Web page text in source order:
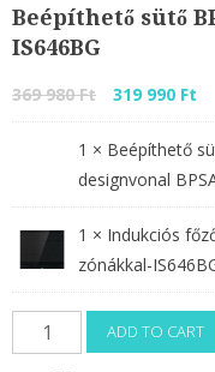
Beépíthető sütő
IS646BG
369 980Ft
Original
price
was:
369
980 Ft.
319 990 Ft
is:
1 × Beépíthető
designvonal
1 × Indukciós
zónákkal-
Beépíthető
sütő
ADD TO CART